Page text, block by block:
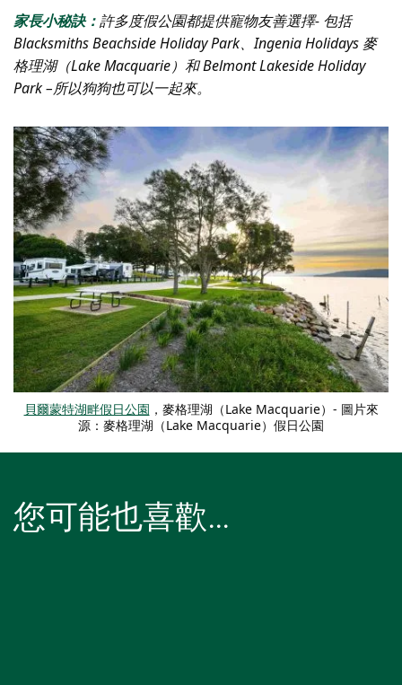
家長小秘訣：許多度假公園都提供寵物友善選擇- 包括
Blacksmiths Beachside Holiday Park、Ingenia Holidays 麥
格理湖（Lake Macquarie）和 Belmont Lakeside Holiday
Park –所以狗狗也可以一起來。
貝爾蒙特湖畔假日公園 ，麥格理湖（Lake Macquarie）- 圖片來
源：麥格理湖（Lake Macquarie）假日公園
您可能也喜歡…